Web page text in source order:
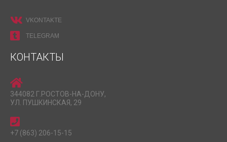
VKONTAKTE
TELEGRAM
КОНТАКТЫ
344082 Г.РОСТОВ-НА-ДОНУ,
УЛ. ПУШКИНСКАЯ, 29
+7 (863) 206-15-15